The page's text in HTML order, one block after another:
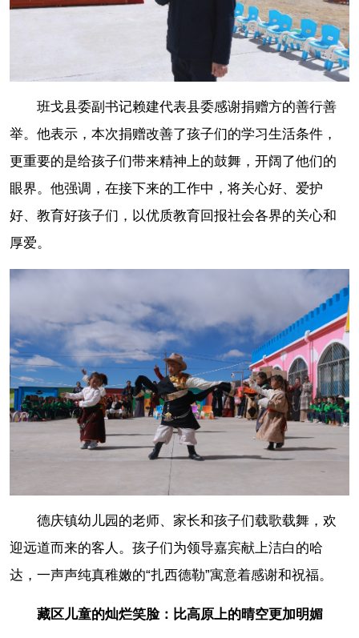
班戈县委副书记赖建代表县委感谢捐赠方的善行善
举。他表示，本次捐赠改善了孩子们的学习生活条件，
更重要的是给孩子们带来精神上的鼓舞，开阔了他们的
眼界。他强调，在接下来的工作中，将关心好、爱护
好、教育好孩子们，以优质教育回报社会各界的关心和
厚爱。
德庆镇幼儿园的老师、家长和孩子们载歌载舞，欢
迎远道而来的客人。孩子们为领导嘉宾献上洁白的哈
达，一声声纯真稚嫩的“扎西德勒”寓意着感谢和祝福。
藏区儿童的灿烂笑脸：比高原上的晴空更加明媚